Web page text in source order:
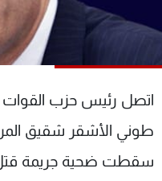
اتصل رئيس حزب القوات
طوني الأشقر شقيق
سقطت ضحية جريمة
جدول البرامج
الترددات
عن MTV
الإنـتـاج
لاعلاناتكم